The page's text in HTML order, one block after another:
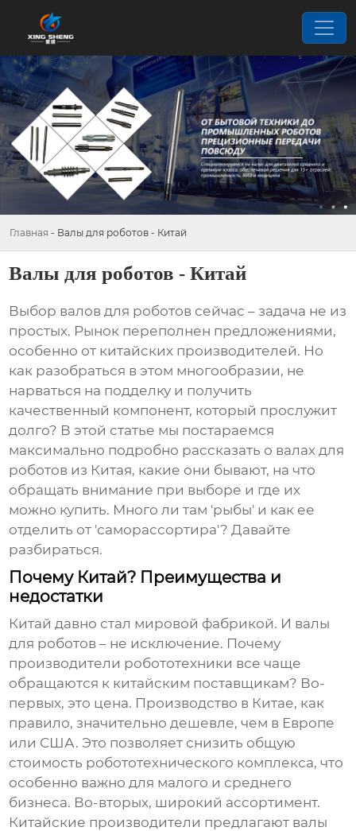
Главная - Валы для роботов - Китай
Валы для роботов - Китай
Выбор валов для роботов сейчас – задача не из
простых. Рынок переполнен предложениями,
особенно от китайских производителей. Но
как разобраться в этом многообразии, не
нарваться на подделку и получить
качественный компонент, который прослужит
долго? В этой статье мы постараемся
максимально подробно рассказать о валах для
роботов из Китая, какие они бывают, на что
обращать внимание при выборе и где их
можно купить. Много ли там 'рыбы' и как ее
отделить от 'саморассортира'? Давайте
разбираться.
Почему Китай? Преимущества и
недостатки
Китай давно стал мировой фабрикой. И валы
для роботов – не исключение. Почему
производители робототехники все чаще
обращаются к китайским поставщикам? Во-
первых, это цена. Производство в Китае, как
правило, значительно дешевле, чем в Европе
или США. Это позволяет снизить общую
стоимость робототехнического комплекса, что
особенно важно для малого и среднего
бизнеса. Во-вторых, широкий ассортимент.
Китайские производители предлагают валы